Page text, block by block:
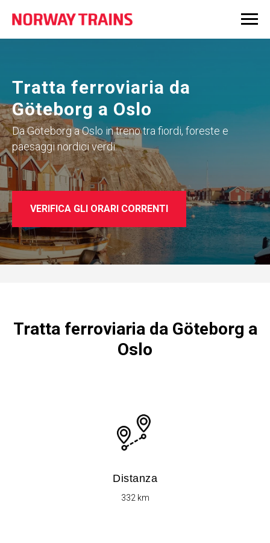
Tratta ferroviaria da
Göteborg a Oslo
Da Göteborg a Oslo in treno tra fiordi, foreste e
paesaggi nordici verdi.
VERIFICA GLI ORARI CORRENTI
Tratta ferroviaria da Göteborg a
Oslo
Distanza
332 km